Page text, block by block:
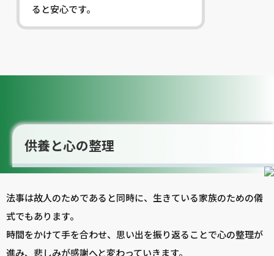
ると安心です。
供養と心の整理
法事は故人のためであると同時に、生きている家族のための儀
式でもあります。
時間をかけて手を合わせ、思い出を振り返ることで心の整理が
進み、悲しみが感謝へと変わっていきます。